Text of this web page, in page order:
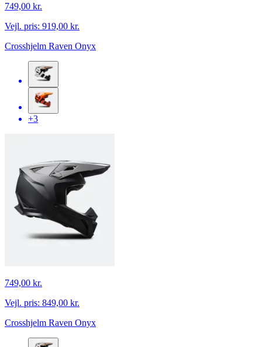
749,00 kr.
Vejl. pris: 919,00 kr.
Crosshjelm Raven Onyx
+3
749,00 kr.
Vejl. pris: 849,00 kr.
Crosshjelm Raven Onyx